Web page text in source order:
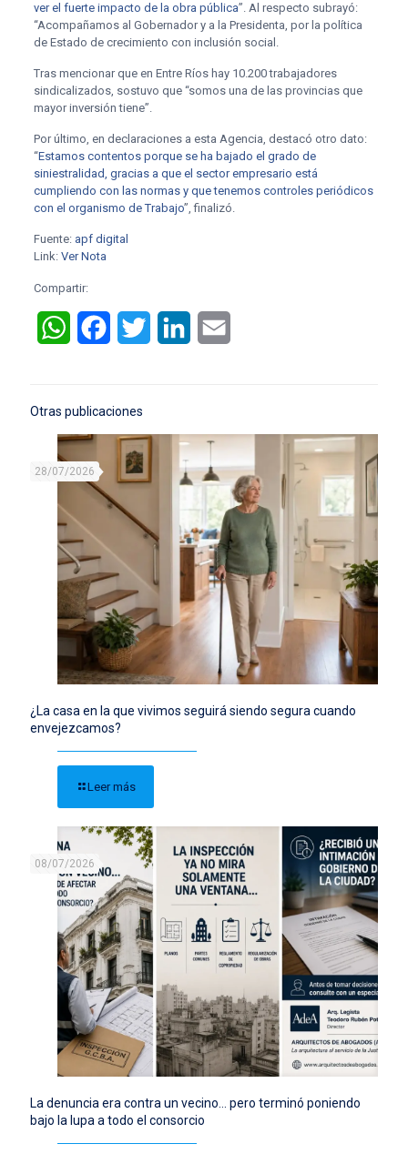
ver el fuerte impacto de la obra pública”. Al respecto subrayó:
“Acompañamos al Gobernador y a la Presidenta, por la política
de Estado de crecimiento con inclusión social.
Tras mencionar que en Entre Ríos hay 10.200 trabajadores
sindicalizados, sostuvo que “somos una de las provincias que
mayor inversión tiene”.
Por último, en declaraciones a esta Agencia, destacó otro dato:
“Estamos contentos porque se ha bajado el grado de
siniestralidad, gracias a que el sector empresario está
cumpliendo con las normas y que tenemos controles periódicos
con el organismo de Trabajo”, finalizó.
Fuente: apf digital
Link: Ver Nota
Compartir:
WhatsAppFacebookTwitter LinkedIn
Otras publicaciones
28/07/2026
¿La casa en la que vivimos seguirá siendo segura cuando
envejezcamos?
Leer más
08/07/2026
La denuncia era contra un vecino… pero terminó poniendo
bajo la lupa a todo el consorcio